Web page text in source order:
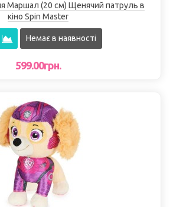
Маршал (20 см) Щенячий патруль в
кіно Spin Master
Немає в наявності
599.00грн.